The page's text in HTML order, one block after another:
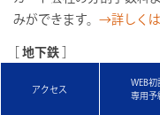
みができます。 →詳しく
地下鉄
新交通ゆりかもめ 豊
アクセス
WEB初
専用予